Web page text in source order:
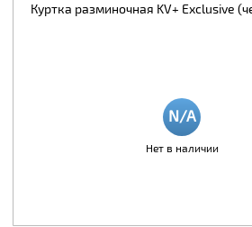
Куртка разминочная KV+ Exclusive
Нет в наличии